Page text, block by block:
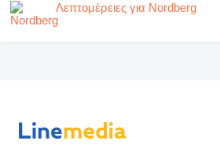
Λεπτομέρειες για Nordberg